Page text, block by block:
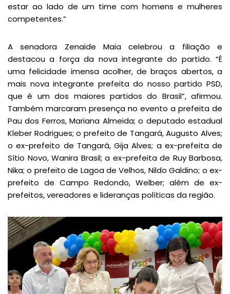
estar ao lado de um time com homens e mulheres
competentes.”
A senadora Zenaide Maia celebrou a filiação e
destacou a força da nova integrante do partido. “É
uma felicidade imensa acolher, de braços abertos, a
mais nova integrante prefeita do nosso partido PSD,
que é um dos maiores partidos do Brasil”, afirmou.
Também marcaram presença no evento a prefeita de
Pau dos Ferros, Mariana Almeida; o deputado estadual
Kleber Rodrigues; o prefeito de Tangará, Augusto Alves;
o ex-prefeito de Tangará, Gija Alves; a ex-prefeita de
Sítio Novo, Wanira Brasil; a ex-prefeita de Ruy Barbosa,
Nika; o prefeito de Lagoa de Velhos, Nildo Galdino; o ex-
prefeito de Campo Redondo, Welber; além de ex-
prefeitos, vereadores e lideranças políticas da região.